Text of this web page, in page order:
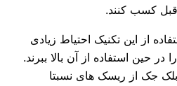
قبل کسب کنند.
از این تکنیک احتیاط زیادی
حین استفاده از آن بالا ببرند.
جک از ریسک های نسبتا